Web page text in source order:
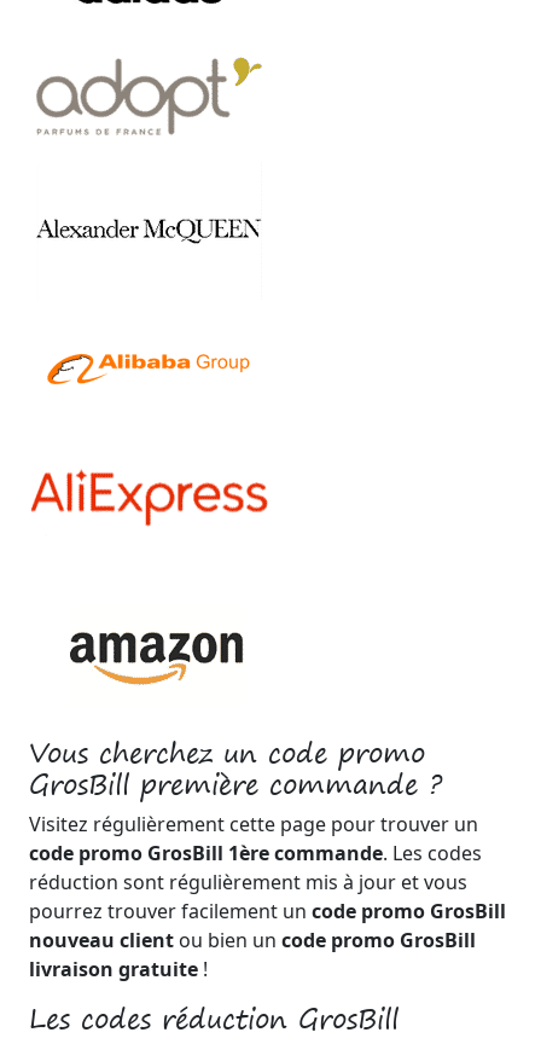
Vous cherchez un code promo
GrosBill première commande ?
Visitez régulièrement cette page pour trouver un
code promo GrosBill 1ère commande. Les codes
réduction sont régulièrement mis à jour et vous
pourrez trouver facilement un code promo GrosBill
nouveau client ou bien un code promo GrosBill
livraison gratuite !
Les codes réduction GrosBill